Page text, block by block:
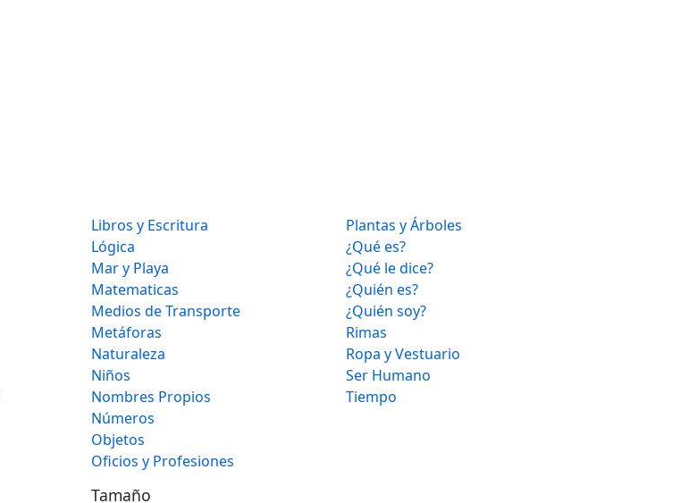
Libros y Escritura
Lógica
Mar y Playa
Matematicas
Medios de Transporte
Metáforas
Naturaleza
Niños
Nombres Propios
Números
Objetos
Oficios y Profesiones
Plantas y Árboles
¿Qué es?
¿Qué le dice?
¿Quién es?
¿Quién soy?
Rimas
Ropa y Vestuario
Ser Humano
Tiempo
Tamaño